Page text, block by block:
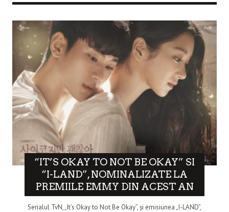
“IT’S OKAY TO NOT BE OKAY” SI
“I-LAND”, NOMINALIZATE LA
PREMIILE EMMY DIN ACEST AN
Serialul TvN, „It’s Okay to Not Be Okay”, și emisiunea „I-LAND”,